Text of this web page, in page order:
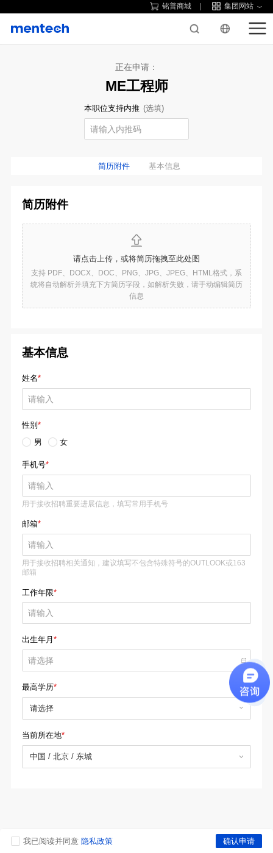
铭普商城 集团网站
正在申请：
ME工程师
本职位支持内推 (选填)
简历附件 基本信息
简历附件
请点击上传，或将简历拖拽至此处图
信息
基本信息
姓名*
性别 *
男
女
手机号*
用于接收招聘重要进展信息，填写常用手机号
邮箱*
邮箱
工作年限*
出生年月 *
最高学历*
请选择
当前所在地*
中国 / 北京 / 东城
我已阅读并同意 隐私政策